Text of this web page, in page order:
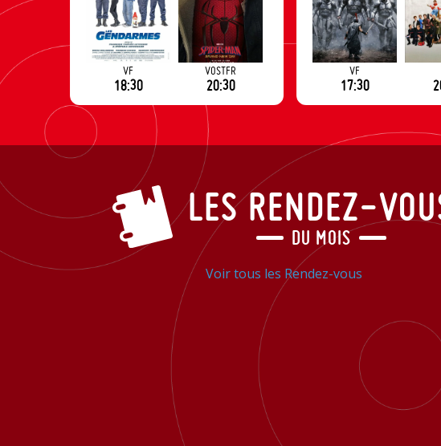
VF
18:30
VOSTFR
20:30
VF
17:30
LES RENDEZ-
DU MOIS
Voir tous les Rendez-vous